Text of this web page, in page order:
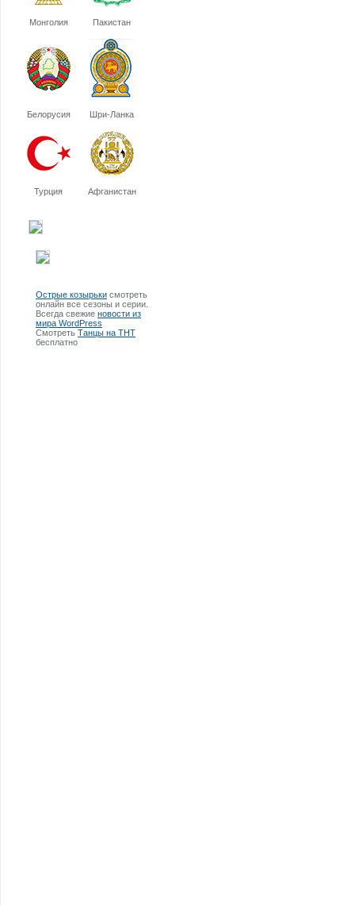
Монголия Пакистан
Белорусия Шри-Ланка
Турция Афганистан
Острые козырьки смотреть
онлайн все сезоны и серии.
Всегда свежие новости из
мира WordPress
Смотреть Танцы на ТНТ
бесплатно